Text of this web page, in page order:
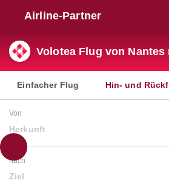
Airline-Partner
Volotea Flug von Nantes
Einfacher Flug Hin- und
Von
Herkunft
nach
Ziel